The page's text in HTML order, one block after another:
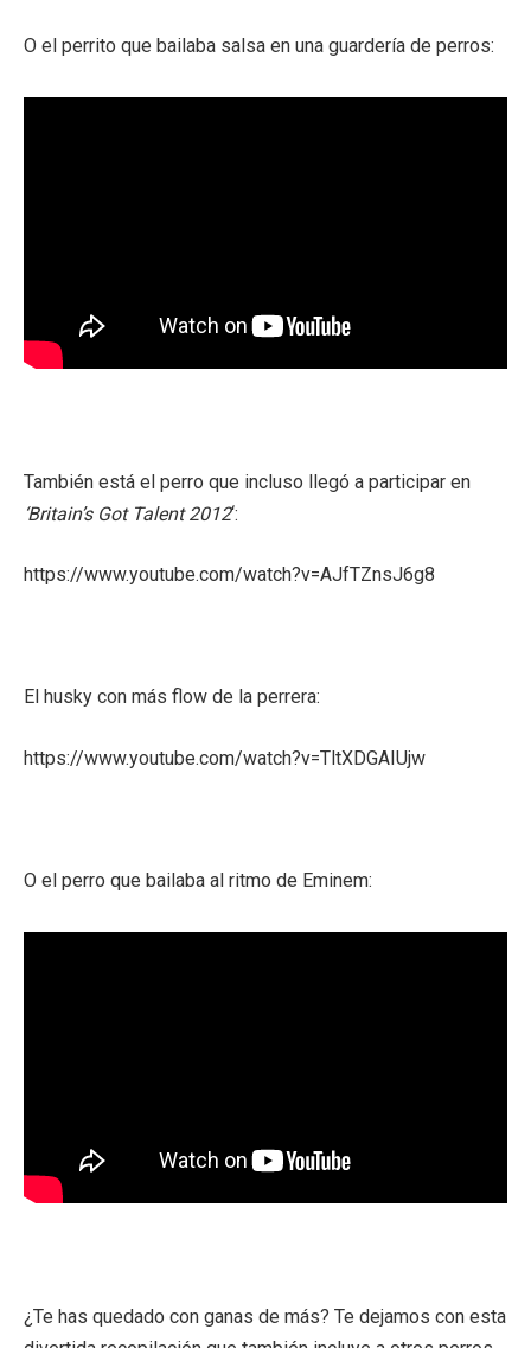
O el perrito que bailaba salsa en una guardería de perros:
También está el perro que incluso llegó a participar en
‘Britain’s Got Talent 2012‘:
https://www.youtube.com/watch?v=AJfTZnsJ6g8
El husky con más flow de la perrera:
https://www.youtube.com/watch?v=TltXDGAIUjw
O el perro que bailaba al ritmo de Eminem:
¿Te has quedado con ganas de más? Te dejamos con esta